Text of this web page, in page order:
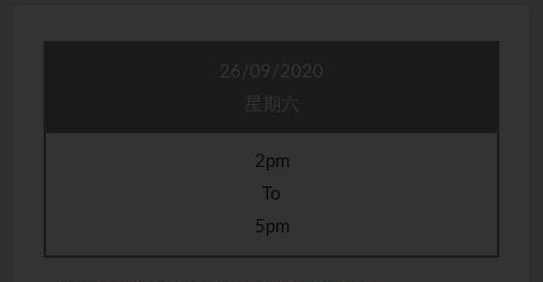
26/09/2020
星期六
2pm
To
5pm